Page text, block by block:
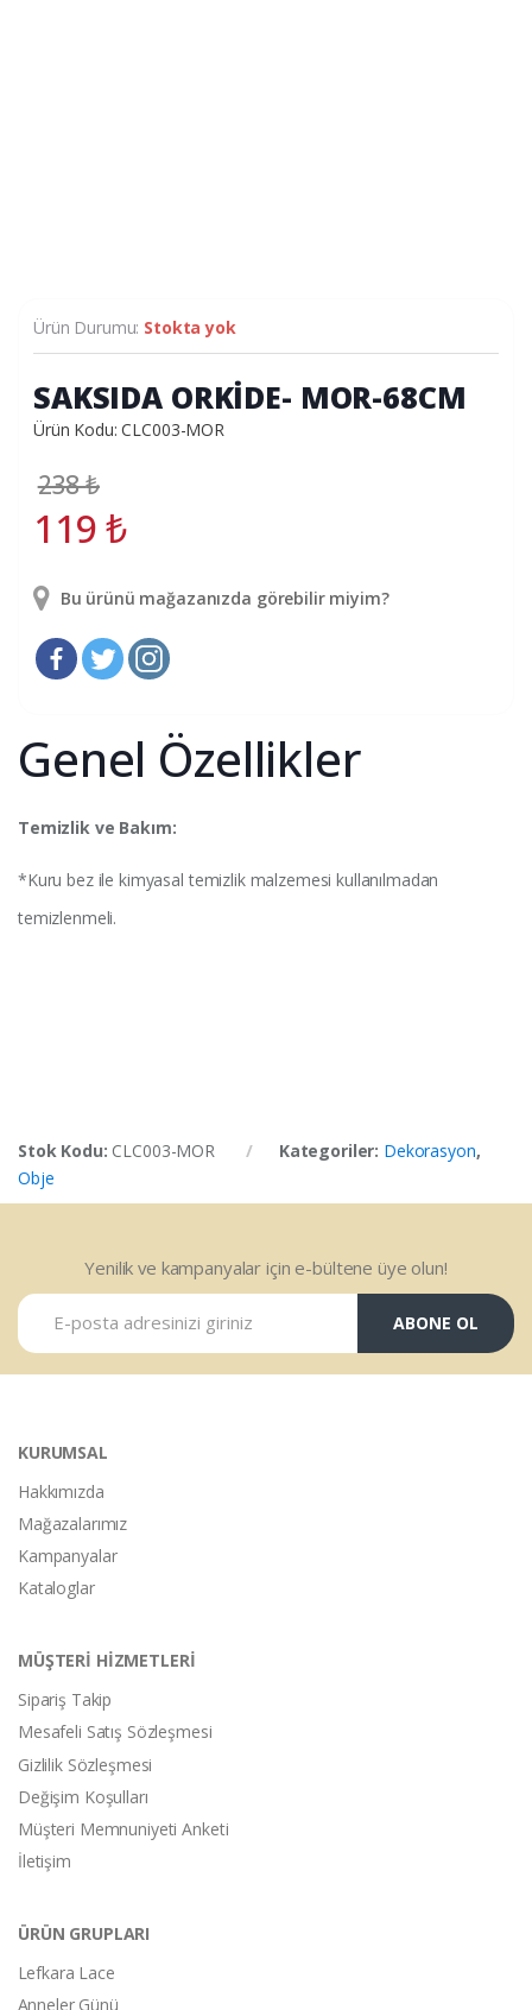
Ürün Durumu: Stokta yok
SAKSIDA ORKİDE- MOR-68CM
Ürün Kodu: CLC003-MOR
238₺
119₺
Bu ürünü mağazanızda görebilir miyim?
Genel Özellikler
Temizlik ve Bakım:
*Kuru bez ile kimyasal temizlik malzemesi kullanılmadan
temizlenmeli.
Stok Kodu: CLC003-MOR Kategoriler: Dekorasyon,
Obje
Yenilik ve kampanyalar için e-bültene üye olun!
ABONE OL
KURUMSAL
Hakkımızda
Mağazalarımız
Kampanyalar
Kataloglar
MÜŞTERİ HİZMETLERİ
Sipariş Takip
Mesafeli Satış Sözleşmesi
Gizlilik Sözleşmesi
Değişim Koşulları
Müşteri Memnuniyeti Anketi
İletişim
ÜRÜN GRUPLARI
Lefkara Lace
Anneler Günü